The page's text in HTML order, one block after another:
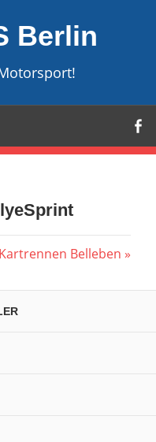
Berlin
Belleben